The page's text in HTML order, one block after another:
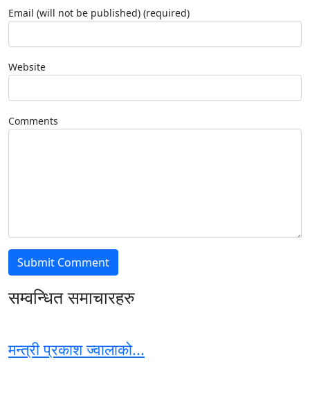
Email (will not be published) (required)
Website
Comments
सम्वन्धित समाचारहरु
मन्त्री प्रकाश ज्वालाको...